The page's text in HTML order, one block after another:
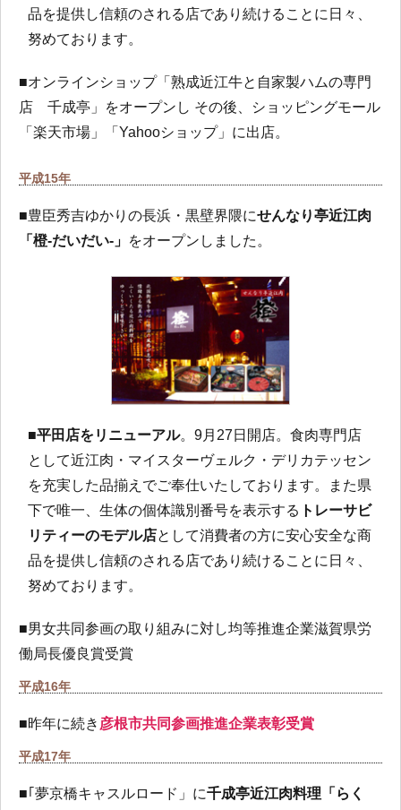
品を提供し信頼のされる店であり続けることに日々、
努めております。
■オンラインショップ「熟成近江牛と自家製ハムの専門
店 千成亭」をオープンし その後、ショッピングモール
「楽天市場」「Yahooショップ」に出店。
平成15年
■豊臣秀吉ゆかりの長浜・黒壁界隈にせんなり亭近江肉
「橙-だいだい-」 をオープンしました。
■平田店をリニューアル。9月27日開店。食肉専門店
として近江肉・マイスターヴェルク・デリカテッセン
を充実した品揃えでご奉仕いたしております。また県
下で唯一、生体の個体識別番号を表示する トレーサビ
リティーのモデル店として消費者の方に安心安全な商
品を提供し信頼のされる店であり続けることに日々、
努めております。
■男女共同参画の取り組みに対し均等推進企業滋賀県労
働局長優良賞受賞
平成16年
■昨年に続き 彦根市共同参画推進企業表彰受賞
平成17年
■｢夢京橋キャスルロード」に千成亭近江肉料理「らく